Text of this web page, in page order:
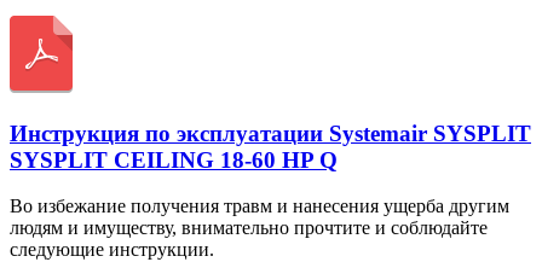
Инструкция по эксплуатации Systemair SYSPLIT
SYSPLIT CEILING 18-60 HP Q
Во избежание получения травм и нанесения ущерба другим
людям и имуществу, внимательно прочтите и соблюдайте
следующие инструкции.